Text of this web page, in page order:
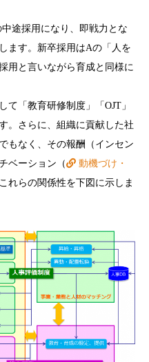
途採用になり、即戦力とな
ます。新卒採用はAの「人を
用と言いながら育成と同様に
て「教育研修制度」「OJT」
。さらに、組織に貢献した社
もなく、その報酬（インセン
ベーション（
動機づけ・
れらの関係性を下図に示しま